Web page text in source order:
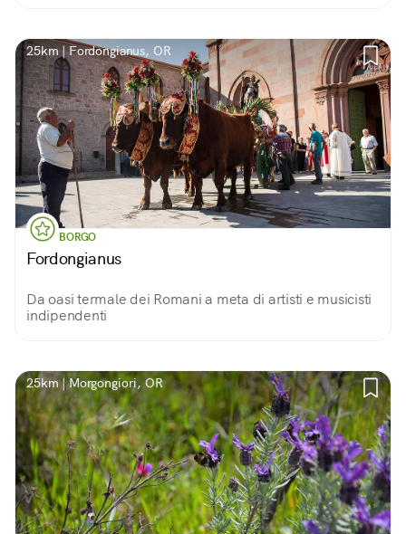
25km | Fordongianus, OR
BORGO
Fordongianus
Da oasi termale dei Romani a meta di artisti e musicisti
indipendenti
25km | Morgongiori, OR